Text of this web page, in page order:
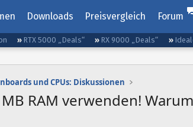
Downloads Preisvergleich Forum
RTX 5000 „Deals“ RX 9000 „Deals“
und CPUs: Diskussionen
RAM verwenden!